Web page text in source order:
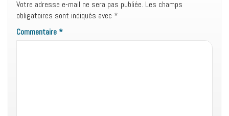
Votre adresse e-mail ne sera pas publiée. Les champs
obligatoires sont indiqués avec *
Commentaire*